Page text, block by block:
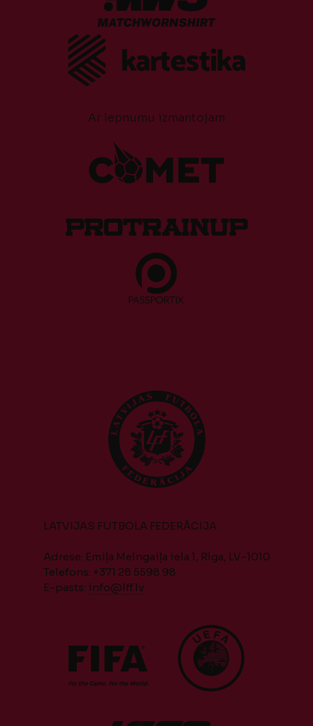
Ar lepnumu izmantojam
LATVIJAS FUTBOLA FEDERĀCIJA
Adrese: Emiļa Melngaiļa iela 1, Rīga, LV-1010
Telefons: +371 28 5598 98
E-pasts: info@lff.lv